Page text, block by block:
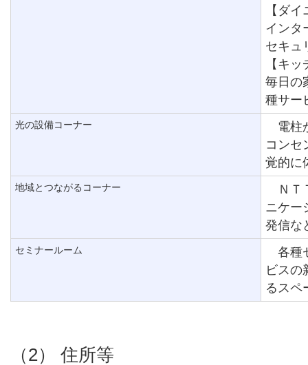
【ダ
インタ
セキュ
【キ
毎日の
種サー
光の設備コーナー
電柱
コンセ
覚的に
地域とつながるコーナー
ＮＴ
ニケー
発信な
セミナールーム
各種
ビスの
るスペ
（2） 住所等